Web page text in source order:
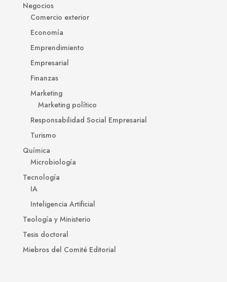
Negocios
Comercio exterior
Economía
Emprendimiento
Empresarial
Finanzas
Marketing
Marketing político
Responsabilidad Social Empresarial
Turismo
Química
Microbiología
Tecnología
IA
Inteligencia Artificial
Teología y Ministerio
Tesis doctoral
Miebros del Comité Editorial